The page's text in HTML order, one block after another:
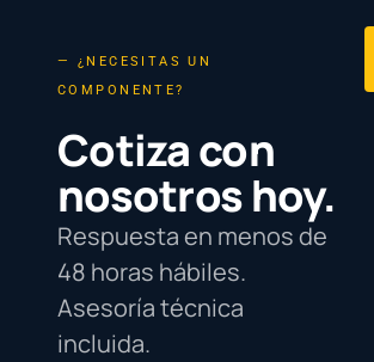
— ¿NECESITAS UN
COMPONENTE?
Cotiza con
nosotros hoy.
Respuesta en menos de
48 horas hábiles.
Asesoría técnica
incluida.